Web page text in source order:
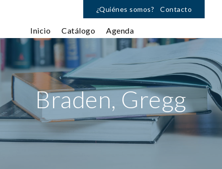
¿Quiénes somos? Contacto
Inicio Catálogo Agenda
Braden, Gregg